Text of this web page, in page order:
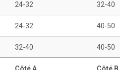
24-32 32-40
24-32 40-50
32-40 40-50